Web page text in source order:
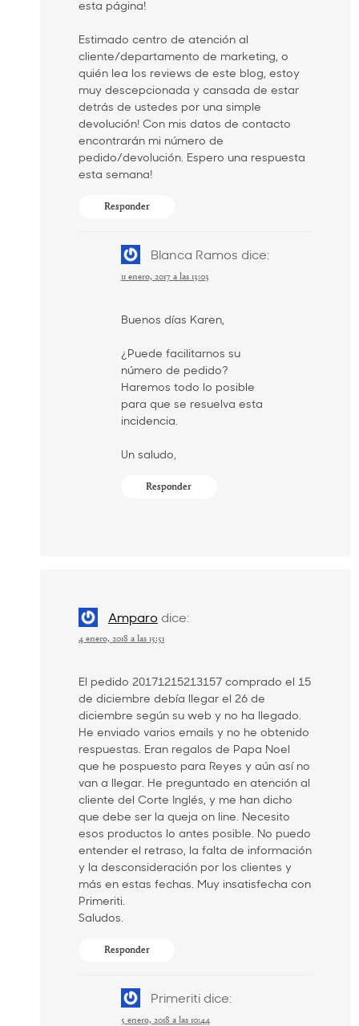
esta página!
Estimado centro de atención al
cliente/departamento de marketing, o
quién lea los reviews de este blog, estoy
muy descepcionada y cansada de estar
detrás de ustedes por una simple
devolución! Con mis datos de contacto
encontrarán mi número de
pedido/devolución. Espero una respuesta
esta semana!
Responder
Blanca Ramos dice:
11 enero, 2017 a las 13:03
Buenos días Karen,
¿Puede facilitarnos su
número de pedido?
Haremos todo lo posible
para que se resuelva esta
incidencia.
Un saludo,
Responder
Amparo dice:
4 enero, 2018 a las 15:51
El pedido 20171215213157 comprado el 15
de diciembre debía llegar el 26 de
diciembre según su web y no ha llegado.
He enviado varios emails y no he obtenido
respuestas. Eran regalos de Papa Noel
que he pospuesto para Reyes y aún así no
van a llegar. He preguntado en atención al
cliente del Corte Inglés, y me han dicho
que debe ser la queja on line. Necesito
esos productos lo antes posible. No puedo
entender el retraso, la falta de información
y la desconsideración por los clientes y
más en estas fechas. Muy insatisfecha con
Primeriti.
Saludos.
Responder
Primeriti dice:
5 enero, 2018 a las 10:44